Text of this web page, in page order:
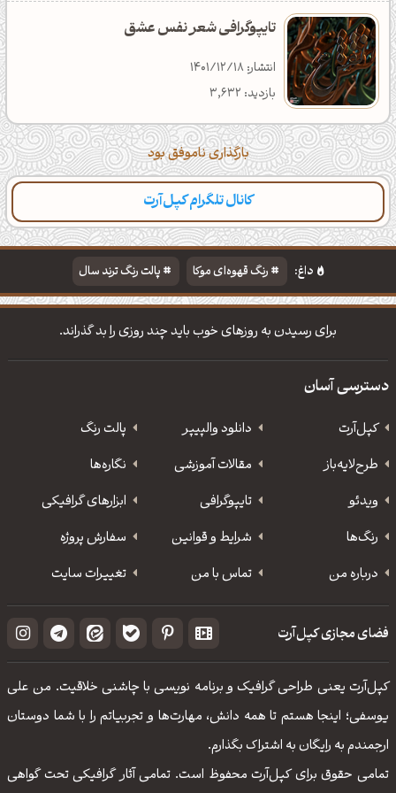
تایپوگرافی شعر نفس عشق
انتشار: 1401/12/18
بازدید: 3,632
بارگذاری ناموفق بود
کانال تلگرام کپل‌آرت
داغ: رنگ قهوه‌ای موکا
پالت رنگ ترند سال
دانلود والپیپر مذهبی
تایپوگرافی شعر مولانا
برای رسیدن به روزهای خوب باید چند روزی را بد گذراند.
دسترسی آسان
کپل‌آرت دانلود‌ والپیپر
پالت رنگ
طرح‌لایه‌باز
مقالات آموزشی
نگاره‌ها
ویدئو
‌تایپوگرافی
ابزارهای گرافیکی
رنگ‌ها
شرایط و قوانین
سفارش پروژه
درباره من
تماس با من تغییرات سایت
فضای مجازی کپل‌آرت
کپل‌آرت یعنی طراحی گرافیک و برنامه نویسی با چاشنی خلاقیت. من علی
یوسفی؛ اینجا هستم تا همه دانش، مهارت‌‌ها و تجربیاتم را با شما دوستان
ارجمندم به رایگان به اشتراک بگذارم.
تمامی حقوق برای کپل‌آرت محفوظ است. تمامی آثار گرافیکی تحت گواهی